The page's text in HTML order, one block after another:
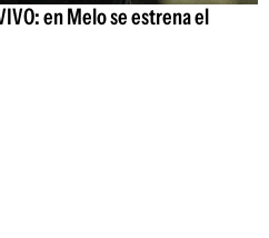
en Melo se estrena el